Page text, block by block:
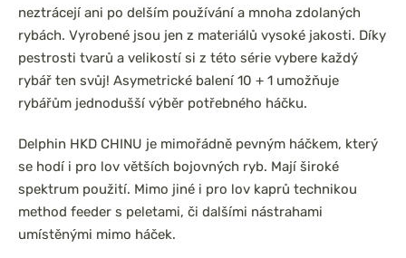
neztrácejí ani po delším používání a mnoha zdolaných
rybách. Vyrobené jsou jen z materiálů vysoké jakosti. Díky
pestrosti tvarů a velikostí si z této série vybere každý
rybář ten svůj! Asymetrické balení 10 + 1 umožňuje
rybářům jednodušší výběr potřebného háčku.
Delphin HKD CHINU je mimořádně pevným háčkem, který
se hodí i pro lov větších bojovných ryb. Mají široké
spektrum použití. Mimo jiné i pro lov kaprů technikou
method feeder s peletami, či dalšími nástrahami
umístěnými mimo háček.